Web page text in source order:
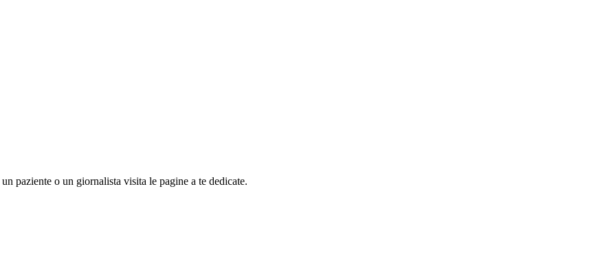
paziente o un giornalista visita le pagine a te dedicate.